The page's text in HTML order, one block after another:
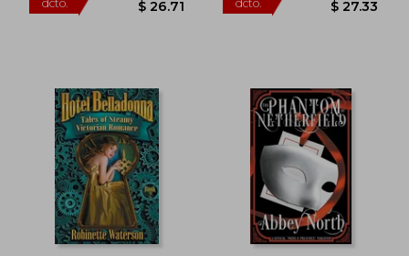
45%
dcto. $ 27.22
45%
dcto.